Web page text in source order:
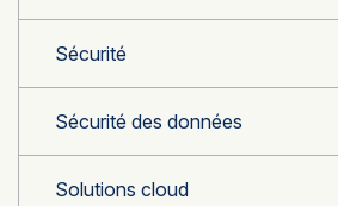
Sécurité
Sécurité des données
Solutions cloud